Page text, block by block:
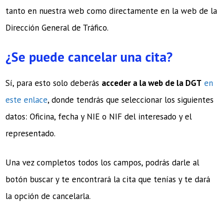
tanto en nuestra web como directamente en la web de la
Dirección General de Tráfico.
¿Se puede cancelar una cita?
Sí, para esto solo deberás acceder a la web de la DGT en
este enlace, donde tendrás que seleccionar los siguientes
datos: Oficina, fecha y NIE o NIF del interesado y el
representado.
Una vez completos todos los campos, podrás darle al
botón buscar y te encontrará la cita que tenías y te dará
la opción de cancelarla.